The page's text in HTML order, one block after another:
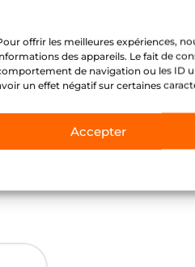
offrir les meilleures expériences,
des appareils. Le fait de
de navigation ou les ID
un effet négatif sur certaines
Accepter
SOFT